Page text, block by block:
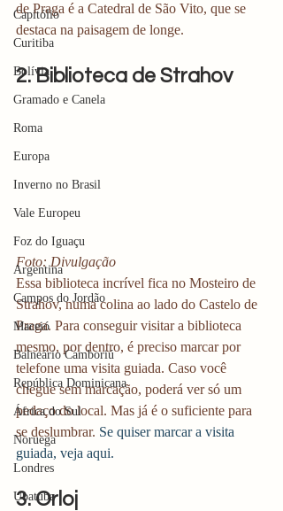
Capitólio
Curitiba
Bolívia
Gramado e Canela
Roma
Europa
Inverno no Brasil
Vale Europeu
Foz do Iguaçu
Argentina
Campos do Jordão
Maceió
Balneário Camboriú
República Dominicana
África do Sul
Noruega
Londres
Ubatuba
de Praga é a Catedral de São Vito, que se
destaca na paisagem de longe.
2. Biblioteca de Strahov
Foto: Divulgação
Essa biblioteca incrível fica no Mosteiro de
Strahov, numa colina ao lado do Castelo de
Praga. Para conseguir visitar a biblioteca
mesmo, por dentro, é preciso marcar por
telefone uma visita guiada. Caso você
chegue sem marcação, poderá ver só um
pedaço do local. Mas já é o suficiente para
se deslumbrar. Se quiser marcar a visita
guiada, veja aqui.
3. Orloj